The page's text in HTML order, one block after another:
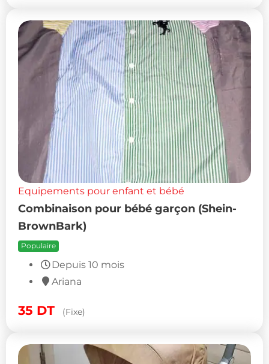
Equipements pour enfant et bébé
Combinaison pour bébé garçon (Shein-
BrownBark)
Populaire
Depuis 10 mois
Ariana
35 DT (Fixe)